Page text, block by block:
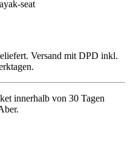
seat
Versand mit DPD inkl.
innerhalb von 30 Tagen